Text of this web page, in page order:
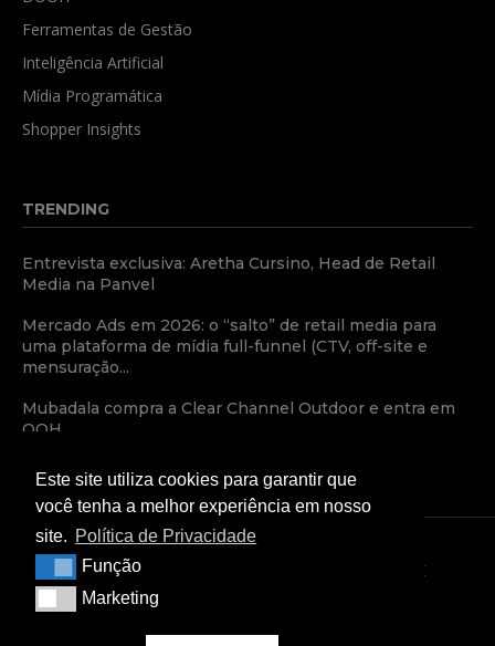
Ferramentas de Gestão
Inteligência Artificial
Mídia Programática
Shopper Insights
TRENDING
Entrevista exclusiva: Aretha Cursino, Head de Retail
Media na Panvel
Mercado Ads em 2026: o “salto” de retail media para
uma plataforma de mídia full-funnel (CTV, off-site e
mensuração...
Mubadala compra a Clear Channel Outdoor e entra em
OOH
TERMOS E CONDIÇÕES
POLÍTICA DE PRIVACIDADE
CONDIÇÕES COMERCIAIS
Este site utiliza cookies para garantir que
você tenha a melhor experiência em nosso
site. Política de Privacidade
FunçãoFunção
MarketingMarketing